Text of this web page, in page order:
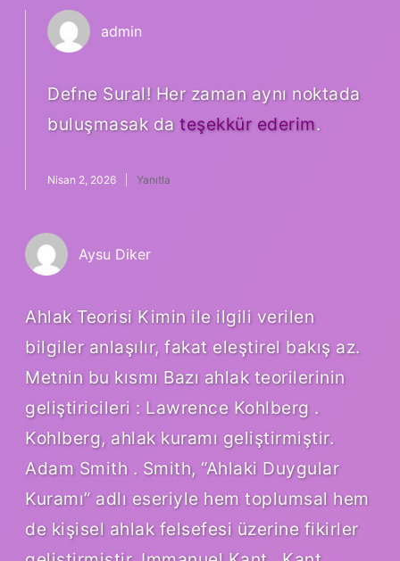
admin
Defne Sural! Her zaman aynı noktada
buluşmasak da teşekkür ederim.
Nisan 2, 2026 Yanıtla
Aysu Diker
Ahlak Teorisi Kimin ile ilgili verilen
bilgiler anlaşılır, fakat eleştirel bakış az.
Metnin bu kısmı Bazı ahlak teorilerinin
geliştiricileri : Lawrence Kohlberg .
Kohlberg, ahlak kuramı geliştirmiştir.
Adam Smith . Smith, “Ahlaki Duygular
Kuramı” adlı eseriyle hem toplumsal hem
de kişisel ahlak felsefesi üzerine fikirler